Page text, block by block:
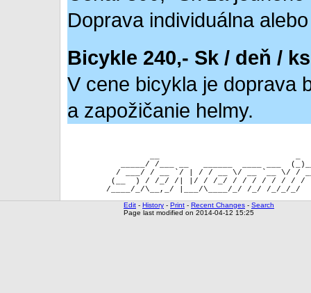
Doprava individuálna
Bicykle 240,- Sk / deň / ks
V cene bicykla je doprava
a zapožičanie helmy.
_____/ /___ __   ______  ____ ___
/ ___/ / __ `/ | / / __ \/ __ `__ \/ /
(__  ) / /_/ /| |/ / /_/ / / / / / / / /
Edit - History - Print - Recent Changes - Search
Page last modified on 2014-04-12 15:25